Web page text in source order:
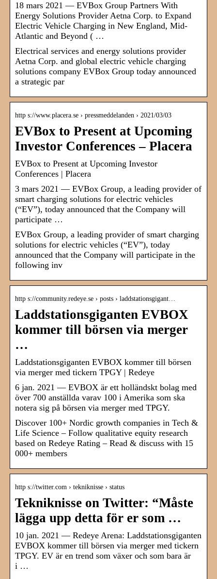
18 mars 2021 — EVBox Group Partners With
Energy Solutions Provider Aetna Corp. to Expand
Electric Vehicle Charging in New England, Mid-
Atlantic and Beyond ( …
Electrical services and energy solutions provider
Aetna Corp. and global electric vehicle charging
solutions company EVBox Group today announced
a strategic par
http s://www.placera.se › pressmeddelanden › 2021/03/03
EVBox to Present at Upcoming
Investor Conferences – Placera
EVBox to Present at Upcoming Investor
Conferences | Placera
3 mars 2021 — EVBox Group, a leading provider of
smart charging solutions for electric vehicles
(“EV”), today announced that the Company will
participate …
EVBox Group, a leading provider of smart charging
solutions for electric vehicles (“EV”), today
announced that the Company will participate in the
following inv
http s://community.redeye.se › posts › laddstationsgigant…
Laddstationsgiganten EVBOX
kommer till börsen via merger
…
Laddstationsgiganten EVBOX kommer till börsen
via merger med tickern TPGY | Redeye
6 jan. 2021 — EVBOX är ett holländskt bolag med
över 700 anställda varav 100 i Amerika som ska
notera sig på börsen via merger med TPGY.
Discover 100+ Nordic growth companies in Tech &
Life Science – Follow qualitative equity research
based on Redeye Rating – Read & discuss with 15
000+ members
http s://twitter.com › tekniknisse › status
Tekniknisse on Twitter: “Måste
lägga upp detta för er som …
10 jan. 2021 — Redeye Arena: Laddstationsgiganten
EVBOX kommer till börsen via merger med tickern
TPGY. EV är en trend som växer och som bara är
i …